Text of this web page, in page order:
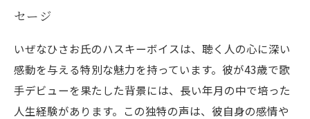
セージ
いぜなひさお氏のハスキーボイスは、聴く人の心に深い
感動を与える特別な魅力を持っています。彼が43歳で歌
手デビューを果たした背景には、長い年月の中で培った
人生経験があります。この独特の声は、彼自身の感情や